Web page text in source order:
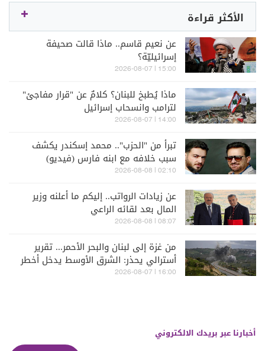
الأكثر قراءة
عن نعيم قاسم.. ماذا قالت صحيفة
إسرائيليّة؟
15:00 | 2026-08-07
ماذا يُطبخ للبنان؟ كلامٌ عن "قرار مفاجئ"
لترامب وانسحاب إسرائيل
14:00 | 2026-08-07
تبرأ من "الحزب".. محمد إسكندر يكشف
سبب خلافه مع ابنه فارس (فيديو)
02:10 | 2026-08-08
عن زيادات الرواتب.. إليكم ما أعلنه وزير
المال بعد لقائه الراعي
08:07 | 2026-08-08
من غزة إلى لبنان والبحر الأحمر... تقرير
أسترالي يحذر: الشرق الأوسط يدخل أخطر
مراحله
16:00 | 2026-08-07
أخبارنا عبر بريدك الالكتروني